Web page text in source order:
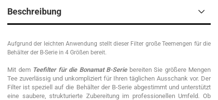
Beschreibung
Aufgrund der leichten Anwendung stellt dieser Filter große Teemengen für die
Behälter der B-Serie in 4 Größen bereit.
Mit dem Teefilter für die Bonamat B-Seriebereiten Sie größere Mengen
Tee zuverlässig und unkompliziert für Ihren täglichen Ausschank vor. Der
Filter ist speziell auf die Behälter der B-Serie abgestimmt und unterstützt
eine saubere, strukturierte Zubereitung im professionellen Umfeld. Ob